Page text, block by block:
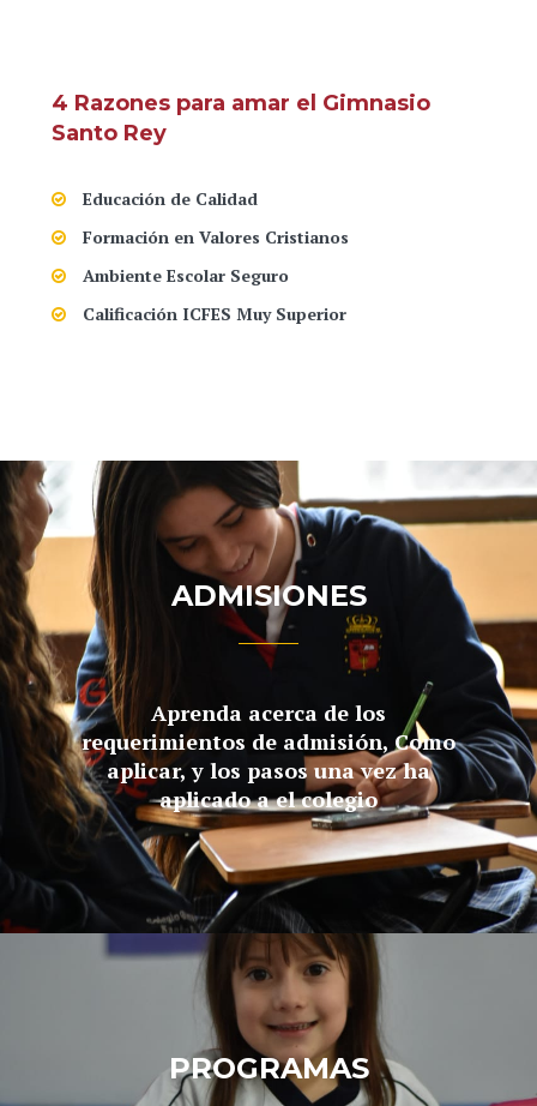
4 Razones para amar el Gimnasio
Santo Rey
Educación de Calidad
Formación en Valores Cristianos
Ambiente Escolar Seguro
Calificación ICFES Muy Superior
ADMISIONES
Aprenda acerca de los
requerimientos de admisión, Como
aplicar, y los pasos una vez ha
aplicado a el colegio
PROGRAMAS